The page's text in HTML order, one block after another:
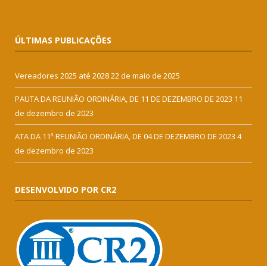
ÚLTIMAS PUBLICAÇÕES
Vereadores 2025 até 202822 de maio de 2025
PAUTA DA REUNIÃO ORDINÁRIA, DE 11 DE DEZEMBRO DE 2023 11
de dezembro de 2023
ATA DA 11ª REUNIÃO ORDINÁRIA, DE 04 DE DEZEMBRO DE 2023 4
de dezembro de 2023
DESENVOLVIDO POR CR2